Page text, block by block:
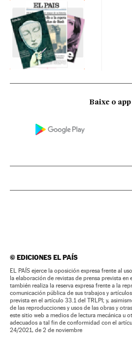
Baixe o app
©EDICIONES EL PAÍS
EL PAÍS ejerce la oposición expresa frente al
la elaboración de revistas de prensa prevista
también realiza la reserva expresa frente a la
comunicación pública de sus trabajos y
prevista en el artículo 33.1 del TRLPI; y,
de las reproducciones y usos de las obras y
este sitio web a medios de lectura mecánica u
adecuados a tal fin de conformidad con el
24/2021, de 2 de noviembre